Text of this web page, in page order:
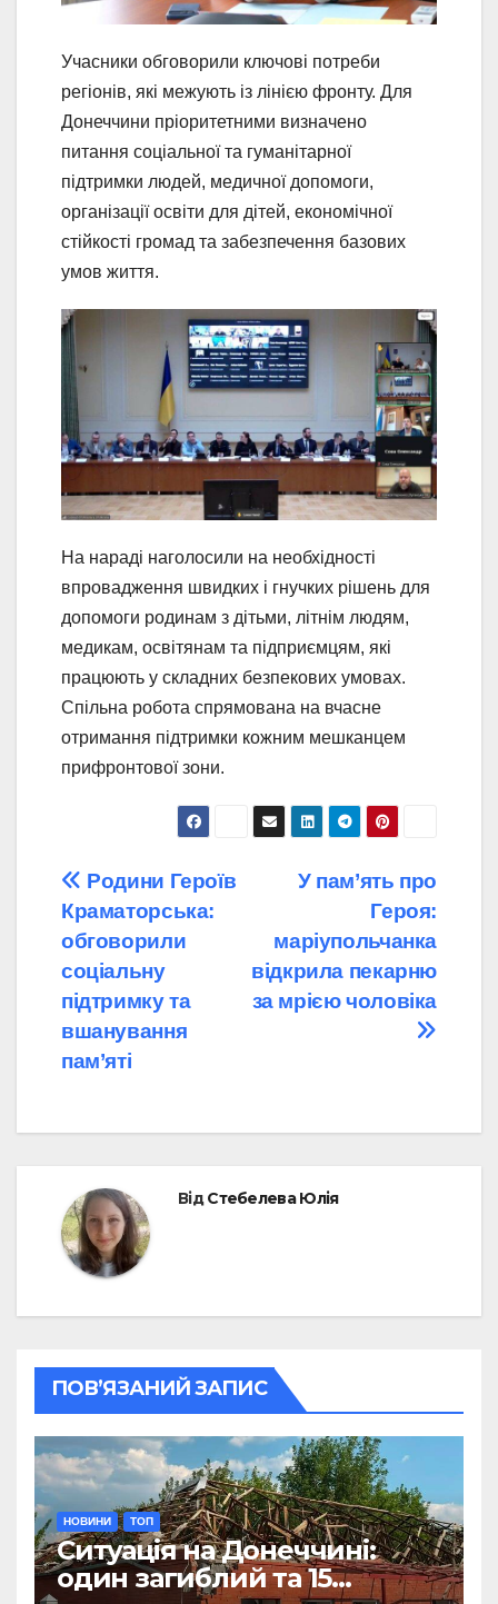
Учасники обговорили ключові потреби
регіонів, які межують із лінією фронту. Для
Донеччини пріоритетними визначено
питання соціальної та гуманітарної
підтримки людей, медичної допомоги,
організації освіти для дітей, економічної
стійкості громад та забезпечення базових
умов життя.
На нараді наголосили на необхідності
впровадження швидких і гнучких рішень для
допомоги родинам з дітьми, літнім людям,
медикам, освітянам та підприємцям, які
працюють у складних безпекових умовах.
Спільна робота спрямована на вчасне
отримання підтримки кожним мешканцем
прифронтової зони.
Навігація
записів
У пам’ять про
Героя:
маріупольчанка
відкрила пекарню
за мрією чоловіка
Родини Героїв
Краматорська:
обговорили
соціальну
підтримку та
вшанування
пам’яті
ВідСтебелева Юлія
ПОВ’ЯЗАНИЙ ЗАПИС
НОВИНИ ТОП
Ситуація на Донеччині:
один загиблий та 15